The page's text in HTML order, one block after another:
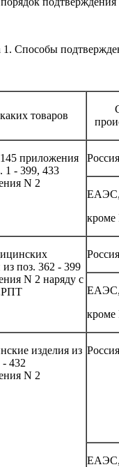
1. Способы
товаров
приложения
1 - 399, 433
N 2
Россия
кроме
из поз. 362 - 399
N 2 наряду с
Россия
кроме
изделия из
- 432
N 2
Россия